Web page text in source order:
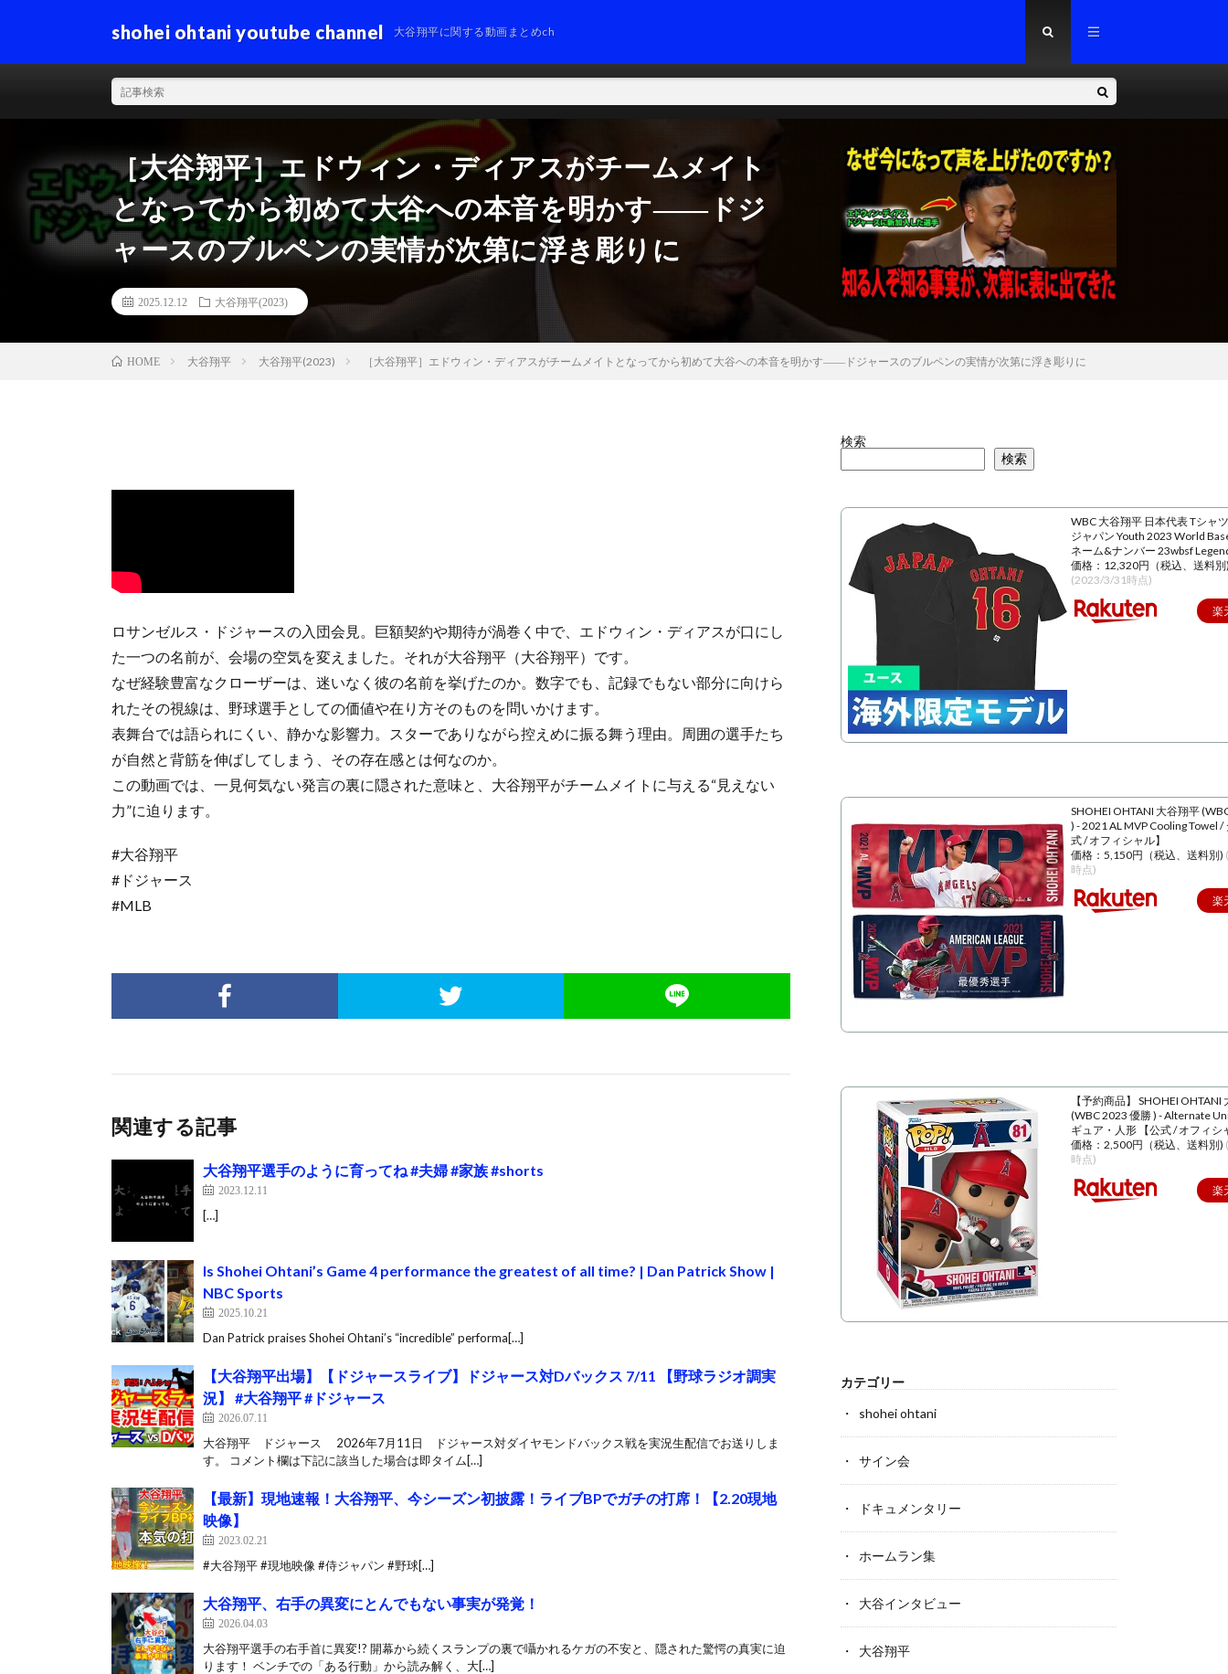
shohei ohtani youtube channel 大谷翔平に関する動画まとめch
［大谷翔平］エドウィン・ディアスがチームメイト
となってから初めて大谷への本音を明かす――ドジ
ャースのブルペンの実情が次第に浮き彫りに
2025.12.12 大谷翔平(2023)
HOME 大谷翔平 大谷翔平(2023) ［大谷翔平］エドウィン・ディアスがチームメイトとなってから初めて大谷への本音を明かす――ドジャースのブルペンの実情が次第に浮き彫りに
ロサンゼルス・ドジャースの入団会見。巨額契約や期待が渦巻く中で、エドウィン・ディアスが口にし
た一つの名前が、会場の空気を変えました。それが大谷翔平（大谷翔平）です。
なぜ経験豊富なクローザーは、迷いなく彼の名前を挙げたのか。数字でも、記録でもない部分に向けら
れたその視線は、野球選手としての価値や在り方そのものを問いかけます。
表舞台では語られにくい、静かな影響力。スターでありながら控えめに振る舞う理由。周囲の選手たち
が自然と背筋を伸ばしてしまう、その存在感とは何なのか。
この動画では、一見何気ない発言の裏に隠された意味と、大谷翔平がチームメイトに与える“見えない
力”に迫ります。
#大谷翔平
#ドジャース
#MLB
関連する記事
大谷翔平選手のように育ってね #夫婦 #家族 #shorts
2023.12.11
[…]
Is Shohei Ohtani’s Game 4 performance the greatest of all time? | Dan Patrick Show |
NBC Sports
2025.10.21
Dan Patrick praises Shohei Ohtani’s “incredible” performa[…]
【大谷翔平出場】【ドジャースライブ】ドジャース対Dバックス 7/11 【野球ラジオ調実
況】 #大谷翔平 #ドジャース
2026.07.11
大谷翔平 ドジャース 2026年7月11日 ドジャース対ダイヤモンドバックス戦を実況生配信でお送りしま
す。 コメント欄は下記に該当した場合は即タイム[…]
【最新】現地速報！大谷翔平、今シーズン初披露！ライブBPでガチの打席！【2.20現地
映像】
2023.02.21
#大谷翔平 #現地映像 #侍ジャパン #野球[…]
大谷翔平、右手の異変にとんでもない事実が発覚！
2026.04.03
大谷翔平選手の右手首に異変!? 開幕から続くスランプの裏で囁かれるケガの不安と、隠された驚愕の真実に迫
ります！ ベンチでの「ある行動」から読み解く、大[…]
検索
検索
WBC 大谷翔平 日本代表 Tシャ
ジャパン Youth 2023 World
ネーム&ナンバー 23wbsf
価格：12,320円（税込、送料別
(2023/3/31時点)
楽
SHOHEI OHTANI 大谷翔平
) - 2021 AL MVP Cooling Towel /
式 / オフィシャル】
価格：5,150円（税込、送料別)
時点)
楽
【予約商品】 SHOHEI OHTANI
(WBC 2023 優勝 ) - Alternate
ギュア・人形 【公式 / オフィシ
価格：2,500円（税込、送料別)
時点)
楽
カテゴリー
shohei ohtani
サイン会
ドキュメンタリー
ホームラン集
大谷インタビュー
大谷翔平